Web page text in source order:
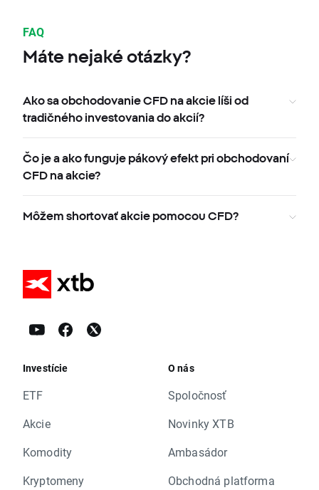
FAQ
Máte nejaké otázky?
Ako sa obchodovanie CFD na akcie líši od
tradičného investovania do akcií?
Čo je a ako funguje pákový efekt pri obchodovaní
CFD na akcie?
Môžem shortovať akcie pomocou CFD?
Investície
ETF
Akcie
Komodity
Kryptomeny
O nás
Spoločnosť
Novinky XTB
Ambasádor
Obchodná platforma